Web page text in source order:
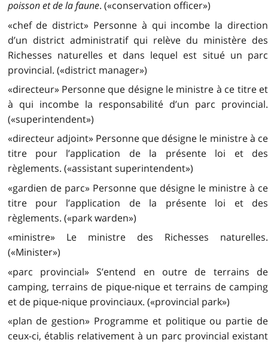
poisson et de la faune. («conservation officer»)
«chef de district» Personne à qui incombe la direction
d’un district administratif qui relève du ministère des
Richesses naturelles et dans lequel est situé un parc
provincial. («district manager»)
«directeur» Personne que désigne le ministre à ce titre et
à qui incombe la responsabilité d’un parc provincial.
(«superintendent»)
«directeur adjoint» Personne que désigne le ministre à ce
titre pour l’application de la présente loi et des
règlements. («assistant superintendent»)
«gardien de parc» Personne que désigne le ministre à ce
titre pour l’application de la présente loi et des
règlements. («park warden»)
«ministre» Le ministre des Richesses naturelles.
(«Minister»)
«parc provincial» S’entend en outre de terrains de
camping, terrains de pique-nique et terrains de camping
et de pique-nique provinciaux. («provincial park»)
«plan de gestion» Programme et politique ou partie de
ceux-ci, établis relativement à un parc provincial existant